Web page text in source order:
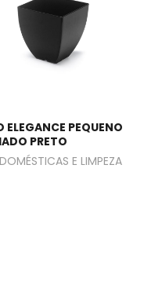
ELEGANCE PEQUENO
PRETO
E LIMPEZA